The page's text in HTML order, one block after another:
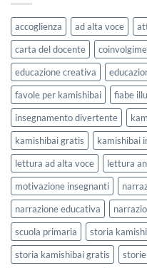
2026
a
scuola
accoglienza ad alta voce
carta del docente
educazione creativa
favole per kamishibai
fiabe
insegnamento divertente
kamishibai gratis
kamishibai
lettura ad alta voce
lettura
motivazione insegnanti
narrazione educativa
scuola primaria
storia
storia kamishibai gratis